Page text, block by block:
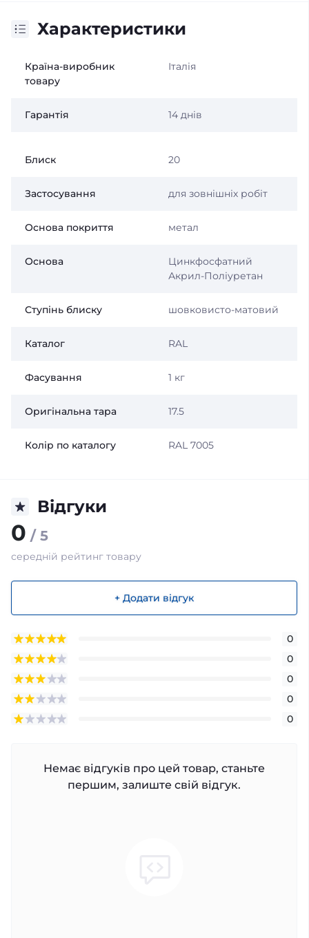
Характеристики
Країна-виробник
товару
Італія
Гарантія 14 днів
Блиск 20
Застосування для зовнішніх робіт
Основа покриття метал
Основа
Цинкфосфатний
Акрил-Поліуретан
Ступінь блиску шовковисто-матовий
Каталог RAL
Фасування 1 кг
Оригінальна тара 17.5
Колір по каталогу RAL 7005
Відгуки
0 / 5
середній рейтинг товару
+ Додати відгук
0
0
0
0
0
Немає відгуків про цей товар, станьте
першим, залиште свій відгук.